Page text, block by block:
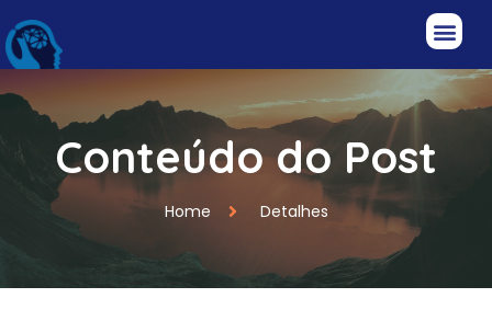
Conteúdo do Post
Home Detalhes